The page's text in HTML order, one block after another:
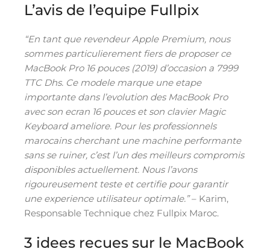
L’avis de l’equipe Fullpix
“En tant que revendeur Apple Premium, nous
sommes particulierement fiers de proposer ce
MacBook Pro 16 pouces (2019) d’occasion a 7999
TTC Dhs. Ce modele marque une etape
importante dans l’evolution des MacBook Pro
avec son ecran 16 pouces et son clavier Magic
Keyboard ameliore. Pour les professionnels
marocains cherchant une machine performante
sans se ruiner, c’est l’un des meilleurs compromis
disponibles actuellement. Nous l’avons
rigoureusement teste et certifie pour garantir
une experience utilisateur optimale.”– Karim,
Responsable Technique chez Fullpix Maroc.
3 idees recues sur le MacBook